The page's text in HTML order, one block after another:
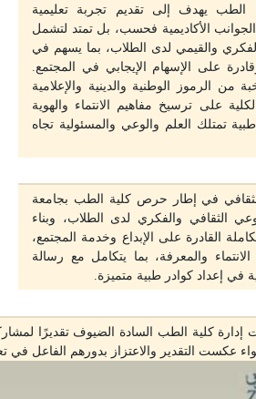
الطب يهدف إلى تقديم تجربة تعليمية
الأكاديمية فحسب، بل تمتد لتشمل
والقيمي لدى الطلاب، بما يسهم في
على الإسهام الإيجابي في المجتمع.
الرموز الوطنية والدينية والإعلامية
على ترسيخ مفاهيم الانتماء والهوية
تمتلك العلم والوعي والمسئولية تجاه
في إطار حرص كلية الطب بجامعة
الثقافي والفكري لدى الطلاب، وبناء
القادرة على الإبداع وخدمة المجتمع،
والمعرفة، بما يتكامل مع رسالة
في إعداد كوادر طبية متميزة.
كلية الطب السادة الضيوف تقديرًا
عكست التقدير والاعتزاز بدورهم الفاعل في